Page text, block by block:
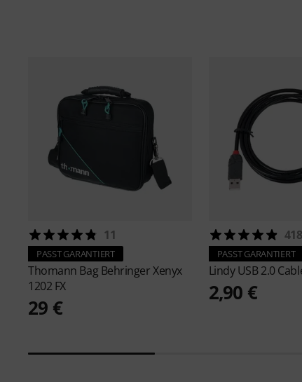
11
PASST GARANTIERT
Thomann Bag Behringer Xenyx
1202 FX
29 €
418
PASST GARANTIERT
LindyUSB 2.0
2,90 €